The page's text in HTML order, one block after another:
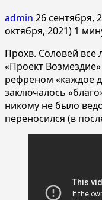
admin 26 сентября,
октября, 2021) 1
Прохв. Соловей всё
«Проект
рефреном «каждое
заключалось
никому не было
переносился (в